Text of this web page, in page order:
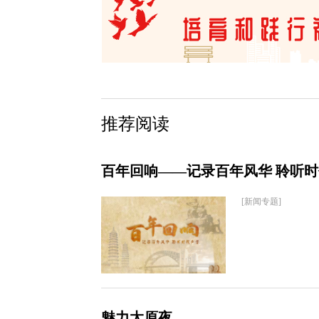
推荐阅读
百年回响——记录百年风华 聆听
[新闻专题]